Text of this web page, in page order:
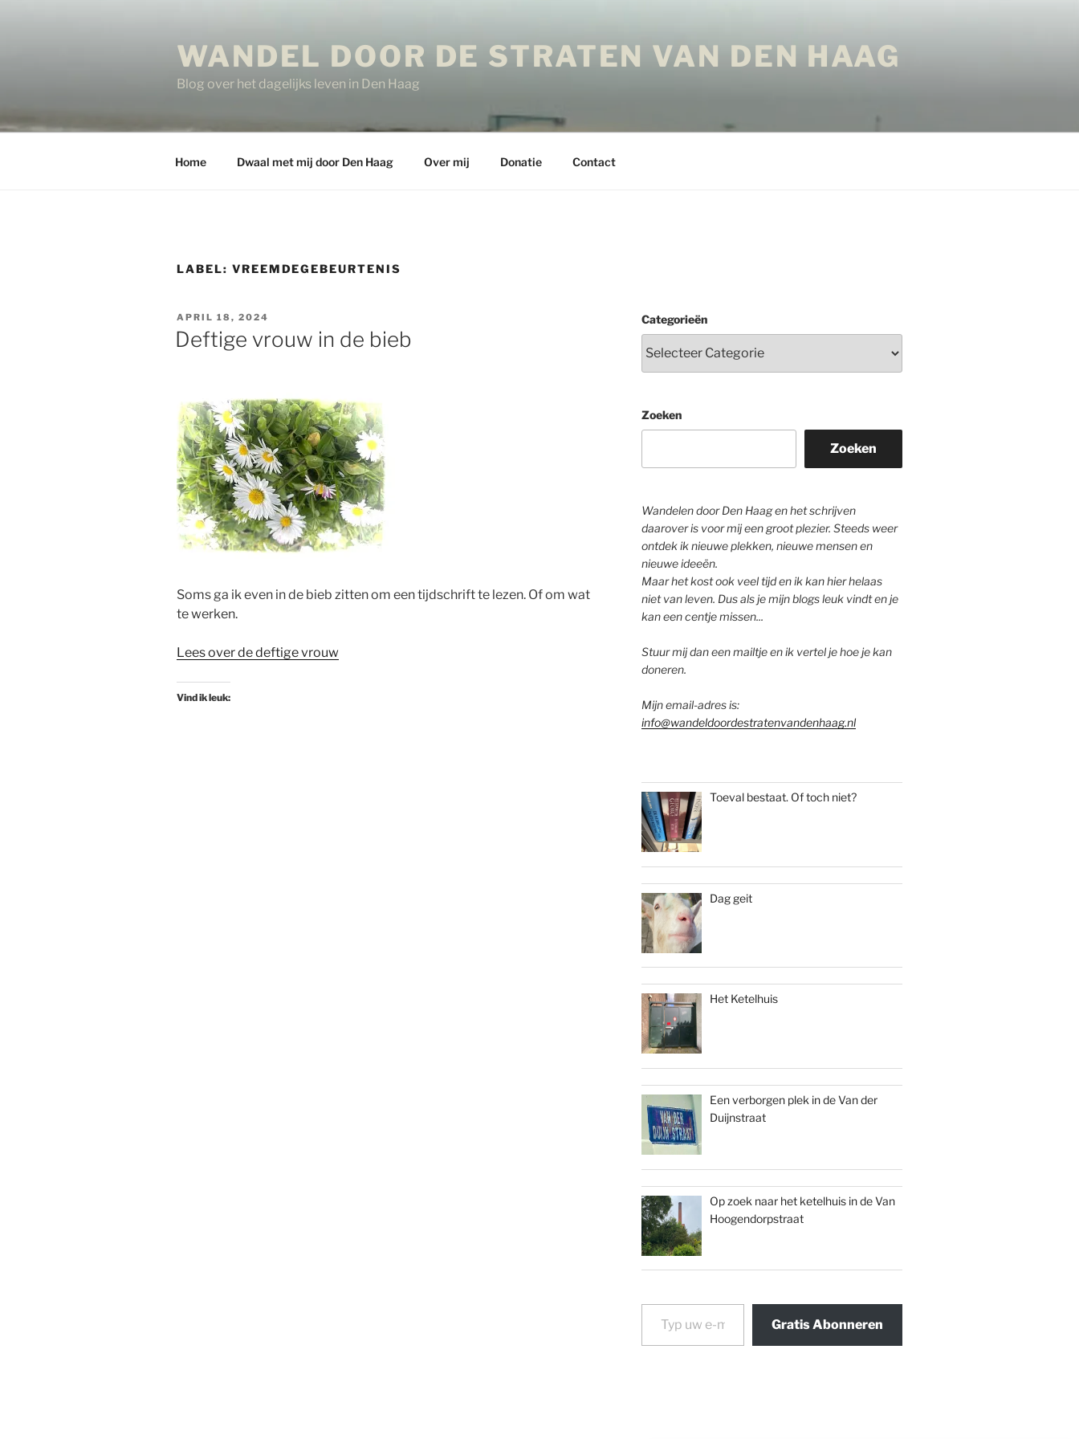
WANDEL DOOR DE STRATEN VAN DEN HAAG
Blog over het dagelijks leven in Den Haag
Home Dwaal met mij door Den Haag Over mij Donatie Contact
LABEL: VREEMDEGEBEURTENIS
GEPLAATST
OP
APRIL 18, 2024
Deftige vrouw in de bieb
Soms ga ik even in de bieb zitten om een tijdschrift te lezen. Of om wat
te werken.
Lees over de deftige vrouw
Vind ik leuk:
Categorieën
Zoeken
Zoeken
Wandelen door Den Haag en het schrijven
daarover is voor mij een groot plezier. Steeds weer
ontdek ik nieuwe plekken, nieuwe mensen en
nieuwe ideeën.
Maar het kost ook veel tijd en ik kan hier helaas
niet van leven. Dus als je mijn blogs leuk vindt en je
kan een centje missen...
Stuur mij dan een mailtje en ik vertel je hoe je kan
doneren.
Mijn email-adres is:
info@wandeldoordestratenvandenhaag.nl
Toeval bestaat. Of toch niet?
Dag geit
Het Ketelhuis
Een verborgen plek in de Van der
Duijnstraat
Op zoek naar het ketelhuis in de Van
Hoogendorpstraat
Typ uw e-mail...
Gratis Abonneren